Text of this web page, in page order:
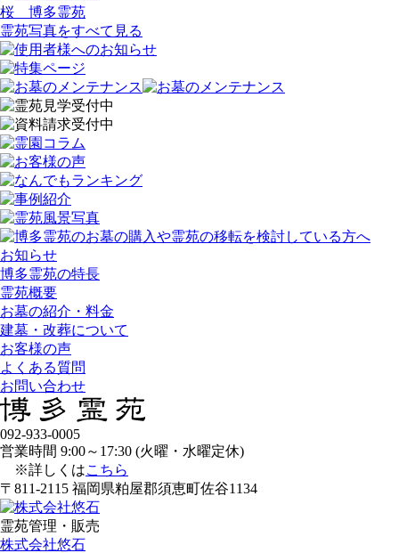
桜 博多霊苑
霊苑写真をすべて見る
お知らせ
博多霊苑の特長
霊苑概要
お墓の紹介・料金
建墓・改葬について
お客様の声
よくある質問
お問い合わせ
092-933-0005
営業時間 9:00～17:30 (火曜・水曜定休)
※詳しくはこちら
〒811-2115 福岡県粕屋郡須恵町佐谷1134
霊苑管理・販売
株式会社悠石